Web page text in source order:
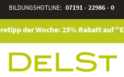
BILDUNGSHOTLINE: 07191 - 22986 - 0
der Woche: 25% Rabatt auf